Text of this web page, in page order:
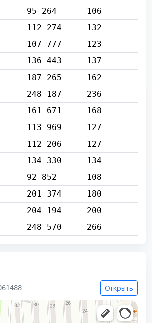
95 264
106
112 274
132
107 777
123
136 443
137
187 265
162
248 187
236
161 671
168
113 969
127
112 206
127
134 330
134
92 852
108
201 374
180
204 194
200
248 570 266
Открыть